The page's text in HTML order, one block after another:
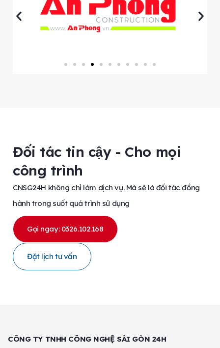
Đối tác tin cậy - Cho mọi
công trình
CNSG24H không chỉ làm dịch vụ. Mà sẽ là đối tác đồng
hành trong suốt quá trình sử dụng
Gọi ngay: 0326.102.168
Đặt lịch tư vấn
CÔNG TY TNHH CÔNG NGHỆ SÀI GÒN 24H